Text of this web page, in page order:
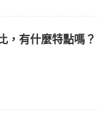
，有什麼特點嗎？